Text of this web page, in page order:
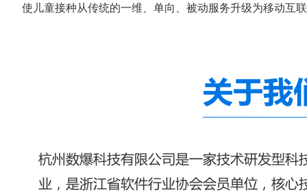
使儿童接种从传统的一维、单向、被动服务升级为移动互